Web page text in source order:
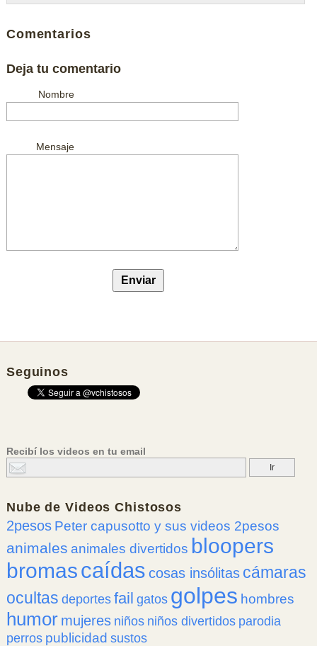
Comentarios
Deja tu comentario
Nombre
Mensaje
Seguinos
Recibí los videos en tu email
Nube deVideos Chistosos
2pesos Peter capusotto y sus videos 2pesos
animales animales divertidos bloopers
bromascaídas cosas insólitas cámaras
ocultas deportes fail gatos golpes hombres
humor mujeres niños niños divertidos parodia
perros publicidad sustos